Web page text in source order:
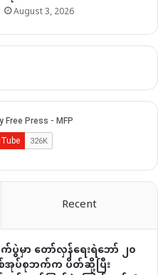
August 3, 2026
Recent
မှာ တော်လှန်ရေးရဲဘော် ၂၀
စ်အုပ်စုဘက်က ပိတ်ဆို့ပြီး